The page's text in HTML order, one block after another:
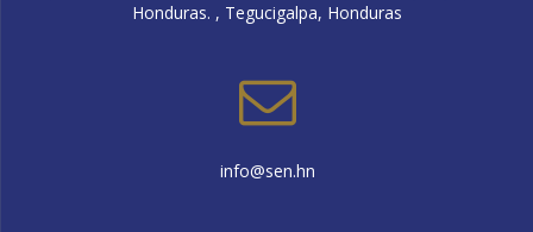
Honduras. , Tegucigalpa, Honduras
info@sen.hn